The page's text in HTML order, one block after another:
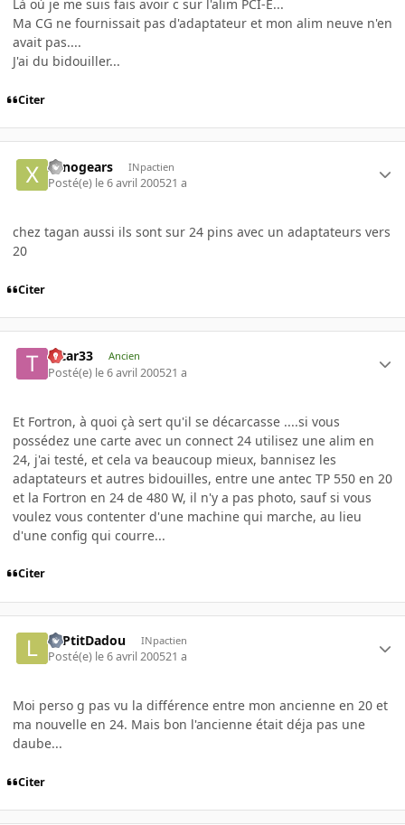
Là où je me suis fais avoir c sur l'alim PCI-E...
Ma CG ne fournissait pas d'adaptateur et mon alim neuve n'en
avait pas....
J'ai du bidouiller...
Citer
xenogears INpactien
Posté(e) le 6 avril 200521 a
chez tagan aussi ils sont sur 24 pins avec un adaptateurs vers
20
Citer
tatar33 Ancien
Posté(e) le 6 avril 200521 a
Et Fortron, à quoi çà sert qu'il se décarcasse ....si vous
possédez une carte avec un connect 24 utilisez une alim en
24, j'ai testé, et cela va beaucoup mieux, bannisez les
adaptateurs et autres bidouilles, entre une antec TP 550 en 20
et la Fortron en 24 de 480 W, il n'y a pas photo, sauf si vous
voulez vous contenter d'une machine qui marche, au lieu
d'une config qui courre...
Citer
LePtitDadou INpactien
Posté(e) le 6 avril 200521 a
Moi perso g pas vu la différence entre mon ancienne en 20 et
ma nouvelle en 24. Mais bon l'ancienne était déja pas une
daube...
Citer